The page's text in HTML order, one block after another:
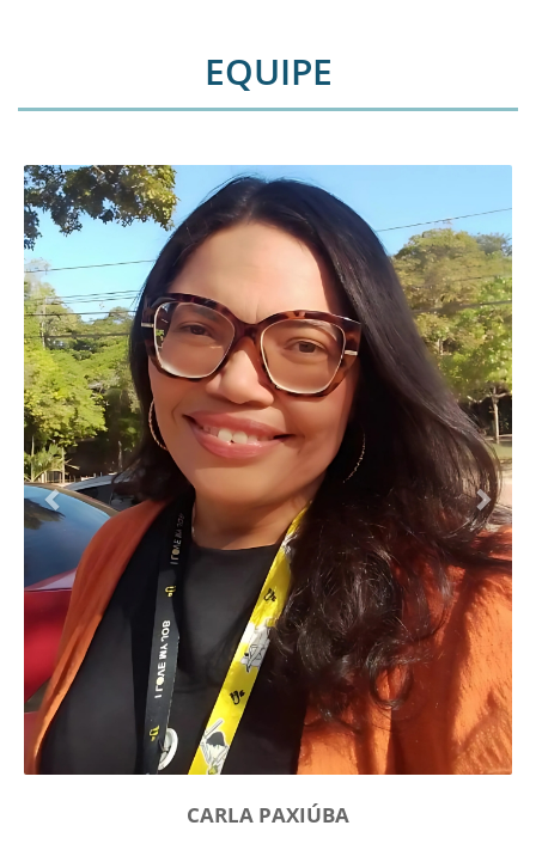
EQUIPE
CARLA PAXIÚBA
Previous Next